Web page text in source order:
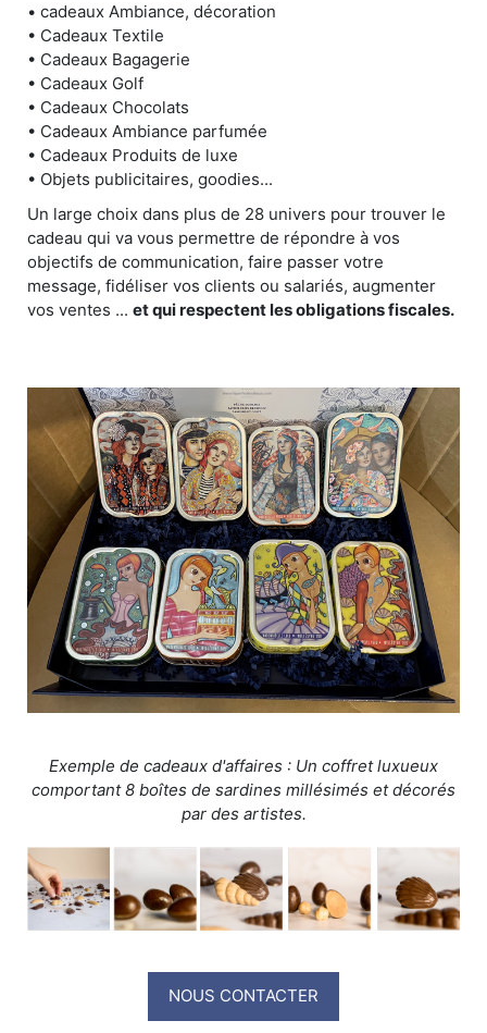
• cadeaux Ambiance, décoration
• Cadeaux Textile
• Cadeaux Bagagerie
• Cadeaux Golf
• Cadeaux Chocolats
• Cadeaux Ambiance parfumée
• Cadeaux Produits de luxe
• Objets publicitaires, goodies...
Un large choix dans plus de 28 univers pour trouver le
cadeau qui va vous permettre de répondre à vos
objectifs de communication, faire passer votre
message, fidéliser vos clients ou salariés, augmenter
vos ventes ... et qui respectent les obligations fiscales.
Exemple de cadeaux d'affaires : Un coffret luxueux
comportant 8 boîtes de sardines millésimés et décorés
par des artistes.
NOUS CONTACTER